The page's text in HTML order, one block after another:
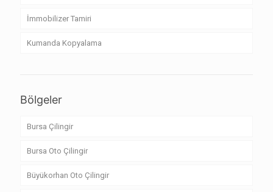
İmmobilizer Tamiri
Kumanda Kopyalama
Bölgeler
Bursa Çilingir
Bursa Oto Çilingir
Büyükorhan Oto Çilingir